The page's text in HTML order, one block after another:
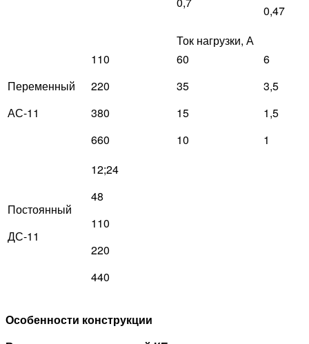
0,47
Ток нагрузки, А
Переменный
АС-11
110
220
380
660
60
35
15
10
6
3,5
1,5
1
Постоянный
ДС-11
12;24
48
110
220
440
Особенности конструкции